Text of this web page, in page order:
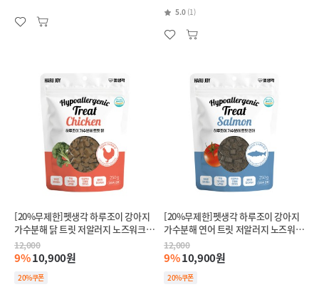
5.0 (1)
[20%무제한]펫생각 하루조이 강아지
가수분해 닭 트릿 저알러지 노즈워크
훈련 간식
12,000
9%10,900원
20%쿠폰
[20%무제한]펫생각 하루조이 강아지
가수분해 연어 트릿 저알러지 노즈워크
훈련 간식
12,000
9%10,900원
20%쿠폰